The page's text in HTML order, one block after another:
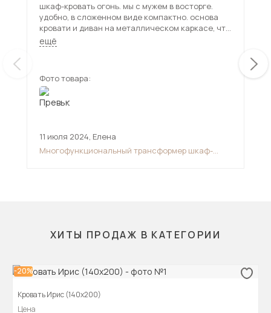
шкаф-кровать огонь. мы с мужем в восторге.
удобно, в сложенном виде компактно. основа
кровати и диван на металлическом каркасе, что
делает ее не убиваемой. собрали часа за три.
очень жаль, что расцветок дивана мало, я очень
держат кровать в разобранном виде, она все
равно поднимается кверху
ещё
Фото товара:
11 июля 2024, Елена
Многофункциональный трансформер шкаф-
ХИТЫ ПРОДАЖ В КАТЕГОРИИ
-20%
Кровать Ирис (140х200)
Цена